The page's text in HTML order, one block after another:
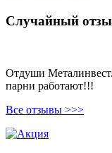
Случайный
Отдуши
парни работают!!!
Все отзывы >>>